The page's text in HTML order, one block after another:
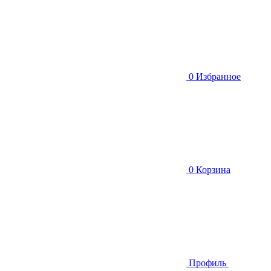
0 Избранное
0 Корзина
Профиль